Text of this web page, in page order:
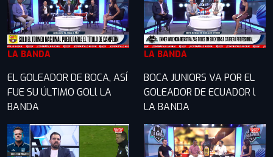
LA BANDA
EL GOLEADOR DE BOCA, ASÍ
FUE SU ÚLTIMO GOLl LA
BANDA
LA BANDA
BOCA JUNIORS VA POR EL
GOLEADOR DE ECUADOR l
LA BANDA